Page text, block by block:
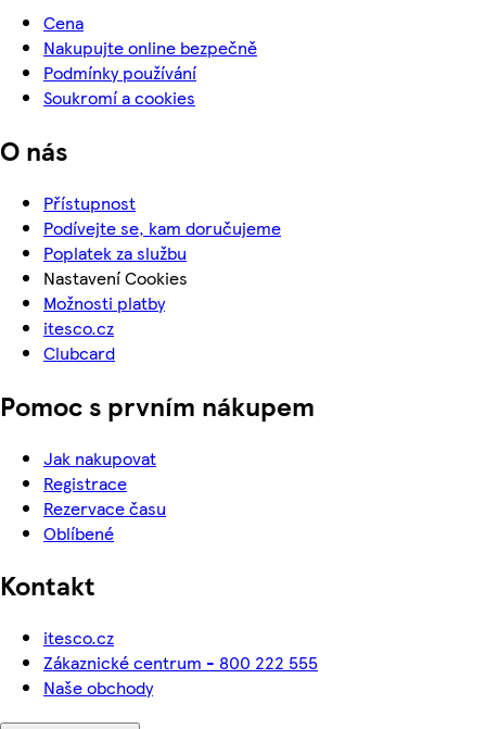
Cena
Nakupujte online bezpečně
Podmínky používání
Soukromí a cookies
O nás
Přístupnost
Podívejte se, kam doručujeme
Poplatek za službu
Nastavení Cookies
Možnosti platby
itesco.cz
Clubcard
Pomoc s prvním nákupem
Jak nakupovat
Registrace
Rezervace času
Oblíbené
Kontakt
itesco.cz
Zákaznické centrum - 800 222 555
Naše obchody